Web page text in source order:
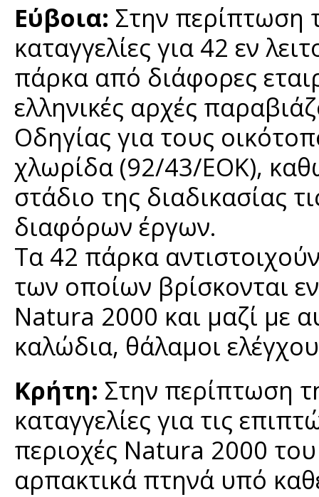
Εύβοια: Στην περίπτωση
καταγγελίες για 42 εν
πάρκα από διάφορες
ελληνικές αρχές
Οδηγίας για τους
χλωρίδα (92/43/ΕΟΚ),
στάδιο της διαδικασίας
διαφόρων έργων.
Τα 42 πάρκα
των οποίων βρίσκονται
Natura 2000 και μαζί με
καλώδια, θάλαμοι
Κρήτη: Στην περίπτωση
καταγγελίες για τις
περιοχές Natura 2000
αρπακτικά πτηνά υπό